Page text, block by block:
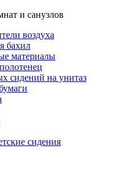
и санузлов
воздуха
бахил
материалы
сидений на унитаз
сидения